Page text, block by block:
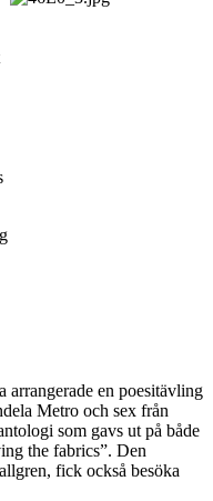
en poesitävling
Metro och sex från
som gavs ut på både
the fabrics”. Den
fick också besöka